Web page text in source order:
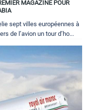
MAGAZINE POUR
sept villes européennes à
de l’avion un tour d’ho...